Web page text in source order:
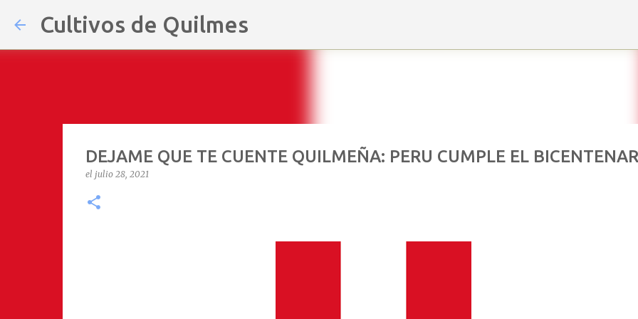
Cultivos de Quilmes
DEJAME QUE TE CUENTE QUILMEÑA: PERU CUMPLE EL
el julio 28, 2021